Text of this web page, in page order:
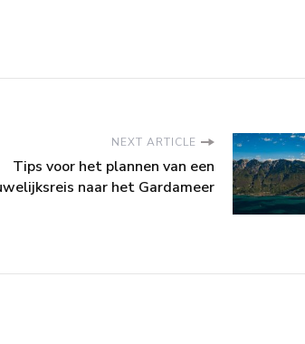
NEXT ARTICLE
Tips voor het plannen van een
naar het Gardameer